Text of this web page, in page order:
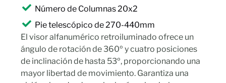
Número de Columnas 20x2
Pie telescópico de 270-440mm
El visor alfanumérico retroiluminado ofrece un
ángulo de rotación de 360º y cuatro posiciones
de inclinación de hasta 53º, proporcionando una
mayor libertad de movimiento. Garantiza una